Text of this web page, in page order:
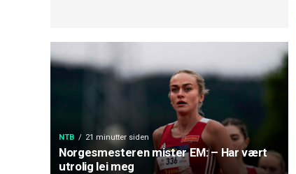
NTB 21 minutter siden
Norgesmesteren mister EM: – Har vært
utrolig lei meg